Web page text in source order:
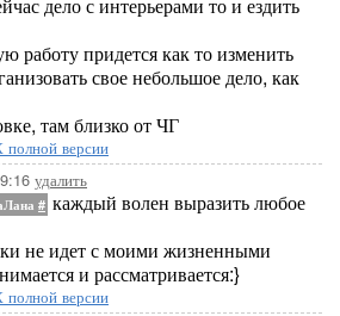
работу придется как то изменить
свое небольшое дело, как
там близко от ЧГ
полной версии
удалить
# каждый волен выразить любое
не идет с моими жизненными
и рассматривается:}
полной версии